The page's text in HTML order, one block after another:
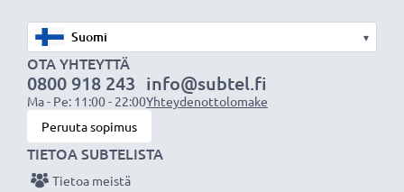
Huomio:Maksimaalisen akun suorituskyvyn,
tehokkuuden ja käyttöiän varmistamiseksi lataa akku
täyteen ennen ensimmäistä käyttökertaa.
▾
OTA YHTEYTTÄ
0800 918 243
Ma - Pe: 11:00 - 22:00
info@subtel.fi
Yhteydenottolomake
Peruuta sopimus
TIETOA SUBTELISTA
Tietoa meistä